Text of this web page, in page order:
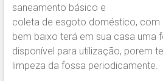
saneamento básico e
coleta de esgoto doméstico, com
bem baixo terá em sua casa uma
disponível para utilização, porem
limpeza da fossa periodicamente.